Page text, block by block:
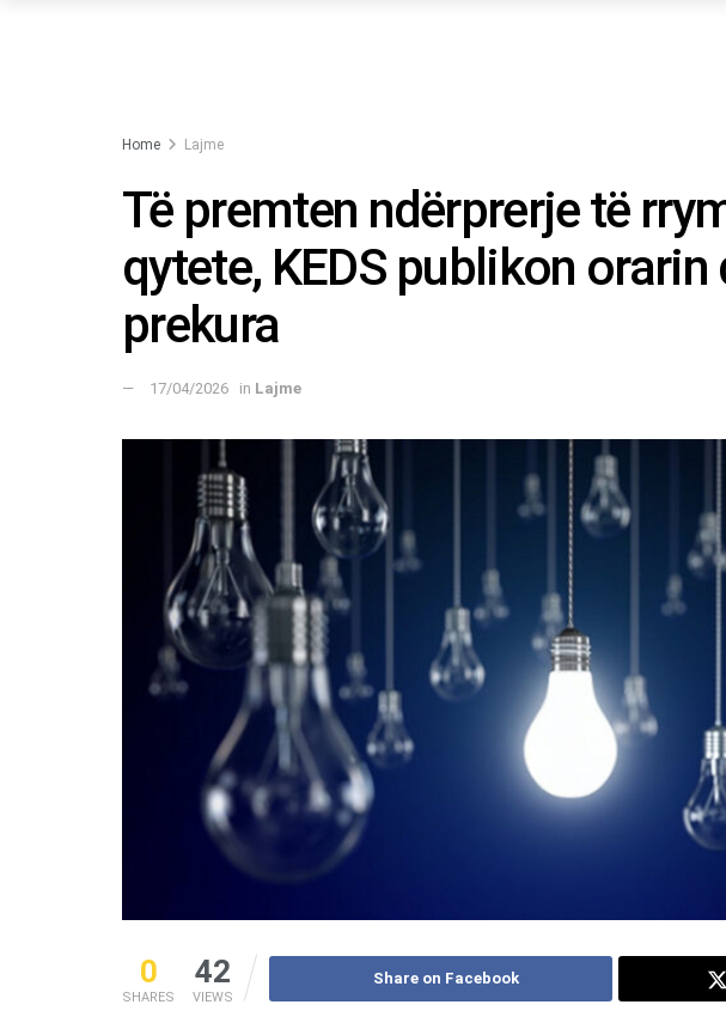
Home Lajme
Të premten ndërprerje të
qytete, KEDS publikon orarin
prekura
17/04/2026 in Lajme
0
SHARES
42
VIEWS
Share on Facebook